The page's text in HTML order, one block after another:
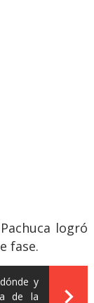
logró
fase.
y
de la